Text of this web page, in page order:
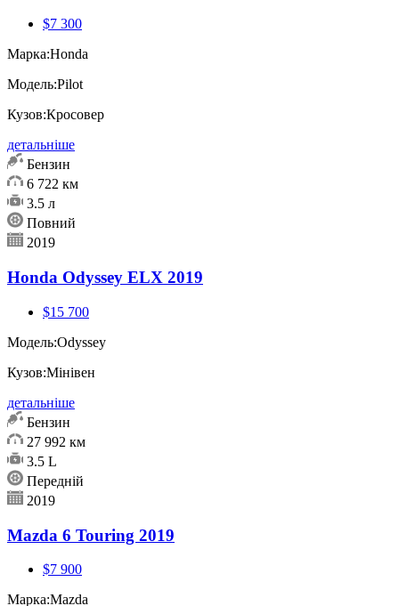
$7 300
Марка:Honda
Модель:Pilot
Кузов:Кросовер
детальніше
Бензин
6 722 км
3.5 л
Повний
2019
Honda Odyssey ELX 2019
$15 700
Модель:Odyssey
Кузов:Мінівен
детальніше
Бензин
27 992 км
3.5 L
Передній
2019
Mazda 6 Touring 2019
$7 900
Марка:Mazda